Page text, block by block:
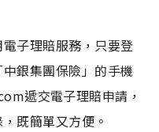
子理賠服務，只要登
銀集團保險」的手機
遞交電子理賠申請，
既簡單又方便。